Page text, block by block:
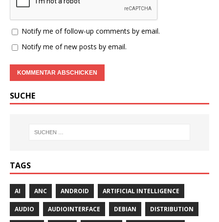
Notify me of follow-up comments by email.
Notify me of new posts by email.
SUCHE
TAGS
AI ANC ANDROID ARTIFICIAL INTELLIGENCE
AUDIO AUDIOINTERFACE DEBIAN DISTRIBUTION